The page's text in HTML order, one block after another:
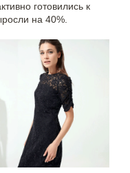
готовились к
на 40%.